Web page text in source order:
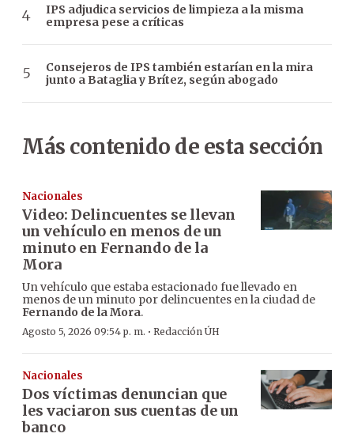
IPS adjudica servicios de limpieza a la misma
empresa pese a críticas
Consejeros de IPS también estarían en la mira
junto a Bataglia y Brítez, según abogado
Más contenido de esta sección
Nacionales
Video: Delincuentes se llevan
un vehículo en menos de un
minuto en Fernando de la
Mora
Un vehículo que estaba estacionado fue llevado en
menos de un minuto por delincuentes en la ciudad de
Fernando de la Mora.
Agosto 5, 2026 09:54 p. m. · Redacción ÚH
Nacionales
Dos víctimas denuncian que
les vaciaron sus cuentas de un
banco